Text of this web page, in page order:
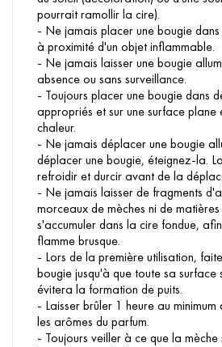
pourrait ramollir la cire).
- Ne jamais placer une bougie
à proximité d'un objet inflammable.
- Ne jamais laisser une bougie
absence ou sans surveillance.
- Toujours placer une bougie dans
appropriés et sur une surface plane
chaleur.
- Ne jamais déplacer une bougie
déplacer une bougie, éteignez-la.
refroidir et durcir avant de la
- Ne jamais laisser de fragments
morceaux de mèches ni de
s'accumuler dans la cire fondue,
flamme brusque.
- Lors de la première utilisation,
bougie jusqu'à que toute sa surface
évitera la formation de puits.
- Laisser brûler 1 heure au
les arômes du parfum.
- Toujours veiller à ce que la